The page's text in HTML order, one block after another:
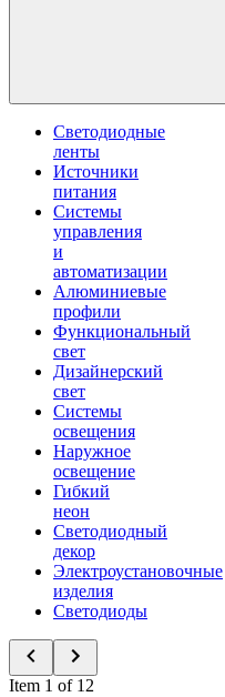
Светодиодные
ленты
Источники
питания
Системы
управления
и
автоматизации
Алюминиевые
профили
Функциональный
свет
Дизайнерский
свет
Системы
освещения
Наружное
освещение
Гибкий
неон
Светодиодный
декор
Электроустановочные
изделия
Светодиоды
Item 1 of 12